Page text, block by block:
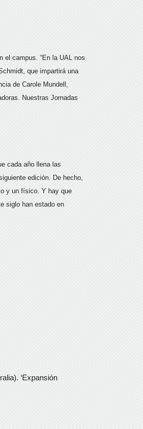
el campus. “En la UAL nos
que impartirá una
de Carole Mundell,
Nuestras Jornadas
cada año llena las
edición. De hecho,
y un físico. Y hay que
siglo han estado en
‘Expansión